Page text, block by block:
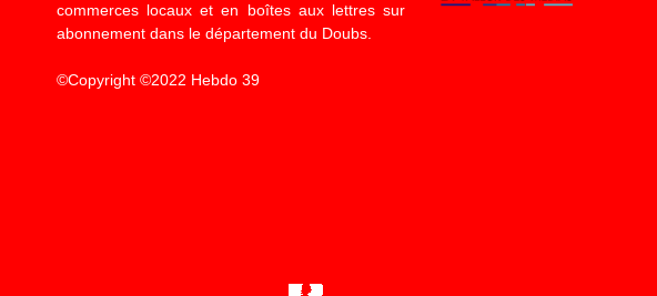
commerces locaux et en boîtes aux lettres sur
abonnement dans le département du Doubs.
©Copyright ©2022 Hebdo 39